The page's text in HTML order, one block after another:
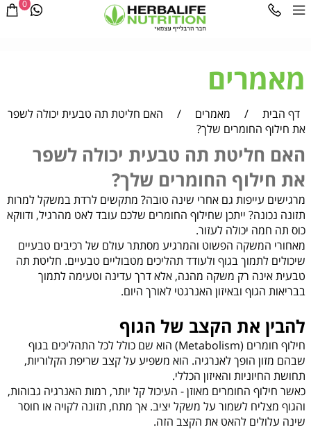
0
מאמרים
דף הבית / מאמרים /
האם חליטת תה טבעית יכולה לשפר
את חילוף החומרים שלך?
האם חליטת תה טבעית יכולה לשפר
את חילוף החומרים שלך?
מרגישים עייפות גם אחרי שינה טובה? מתקשים לרדת במשקל למרות
תזונה נכונה? ייתכן שחילוף החומרים שלכם עובד לאט מהרגיל, ודווקא
כוס תה חמה יכולה לעזור.
מאחורי המשקה הפשוט והמרגיע מסתתר עולם של רכיבים טבעיים
שיכולים לתמוך בגוף ולעודד תהליכים מטבוליים טבעיים. חליטת תה
טבעית אינה רק משקה מהנה, אלא דרך עדינה וטעימה לתמוך
בבריאות הגוף ובאיזון האנרגטי לאורך היום.
להבין את הקצב של הגוף
חילוף חומרים (Metabolism) הוא שם כולל לכל התהליכים בגוף
שבהם מזון הופך לאנרגיה. הוא משפיע על קצב שריפת הקלוריות,
תחושת החיוניות והאיזון הכללי.
כאשר חילוף החומרים מאוזן - העיכול קל יותר, רמות האנרגיה גבוהות,
והגוף מצליח לשמור על משקל יציב. אך מתח, תזונה לקויה או חוסר
שינה עלולים להאט את הקצב הזה.